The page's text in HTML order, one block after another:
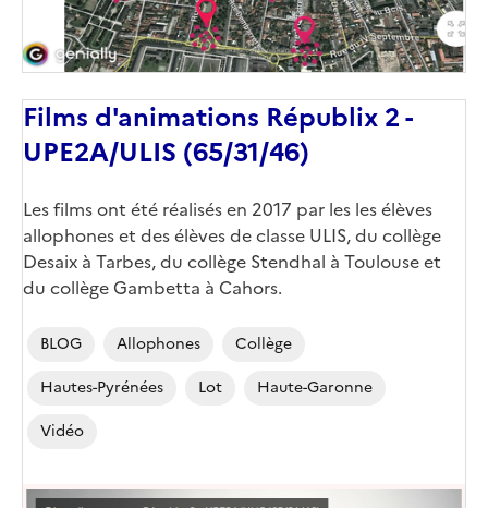
Films d'animations Républix 2 -
UPE2A/ULIS (65/31/46)
Les films ont été réalisés en 2017 par les les élèves
allophones et des élèves de classe ULIS, du collège
Desaix à Tarbes, du collège Stendhal à Toulouse et
du collège Gambetta à Cahors.
BLOG Allophones
Collège
Hautes-Pyrénées
Lot
Haute-Garonne
Vidéo